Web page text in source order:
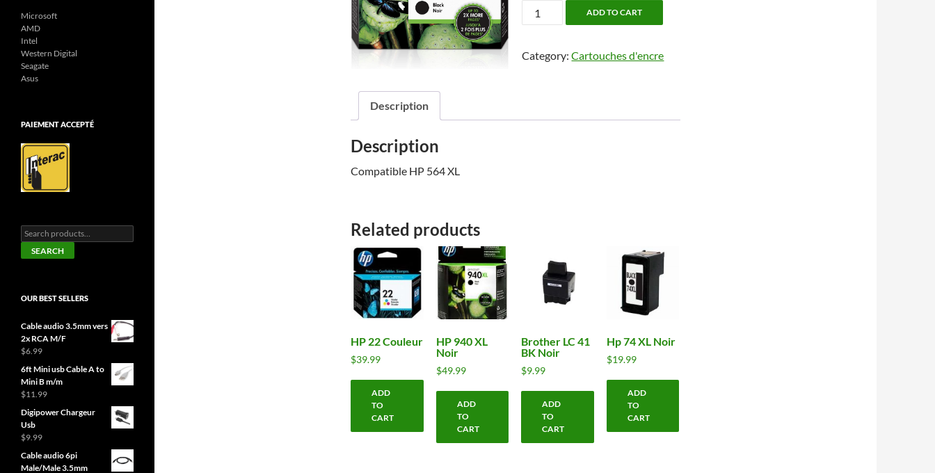
HP
564
quantity
ADD TO CART
Category:Cartouches d'encre
Description
Description
Compatible HP 564 XL
Related products
HP 22 Couleur
$39.99
ADD
TO
CART
HP 940 XL
Noir
$49.99
ADD
TO
CART
Brother LC 41
BK Noir
$9.99
ADD
TO
CART
Hp 74 XL Noir
$19.99
ADD
TO
CART
Microsoft
AMD
Intel
Western Digital
Seagate
Asus
PAIEMENT ACCEPTÉ
Search
for:
SEARCH
OUR BEST SELLERS
Cable audio 3.5mm vers
2x RCA M/F
$6.99
6ft Mini usb Cable A to
Mini B m/m
$11.99
Digipower Chargeur
Usb
$9.99
Cable audio 6pi
Male/Male 3.5mm